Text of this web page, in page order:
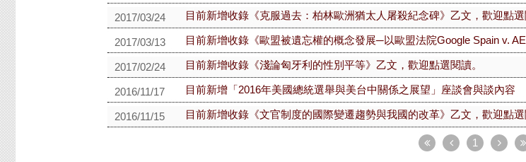
2017/03/24 目前新增收錄《克服過去：柏林歐洲猶太人屠殺紀念碑》乙文，歡迎點選
2017/03/13 目前新增收錄《歐盟被遺忘權的概念發展─以歐盟法院Google Spain v.
2017/02/24 目前新增收錄《淺論匈牙利的性別平等》乙文，歡迎點選閱讀。
2016/11/17 目前新增「2016年美國總統選舉與美台中關係之展望」座談會與談內容
2016/11/15 目前新增收錄《文官制度的國際變遷趨勢與我國的改革》乙文，歡迎點選
1